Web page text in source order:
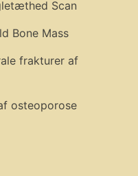
Scan
Bone Mass
frakturer af
osteoporose